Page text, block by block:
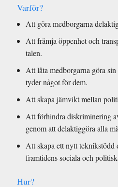
Varför?
Att göra med­bor­garna
Att främja öppen­het och
talen.
Att låta med­bor­garna göra
ty­der något för dem.
Att skapa jämvikt mel­lan
Att förhin­dra diskrim­iner­ing
genom att de­lak­tiggöra alla
Att skapa ett nytt teknikstödd
framti­dens so­ciala och
Hur?